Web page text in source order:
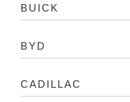
BUICK
BYD
CADILLAC